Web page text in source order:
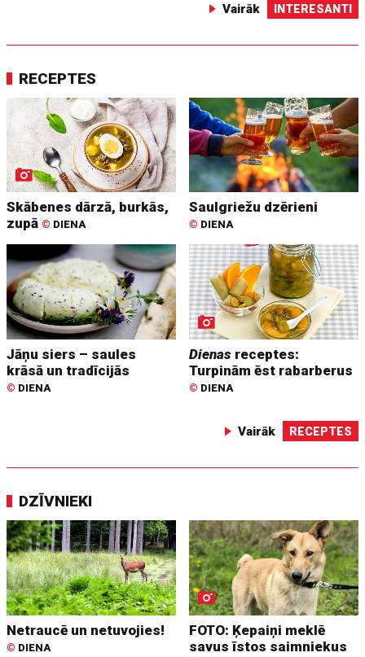
Vairāk INTERESANTI
RECEPTES
Skābenes dārzā, burkās,
zupā © DIENA
Saulgriežu dzērieni
© DIENA
Jāņu siers – saules
krāsā un tradīcijās
© DIENA
Dienas receptes:
Turpinām ēst rabarberus
© DIENA
Vairāk RECEPTES
DZĪVNIEKI
Netraucē un netuvojies!
© DIENA
FOTO: Ķepaiņi meklē
savus īstos saimniekus